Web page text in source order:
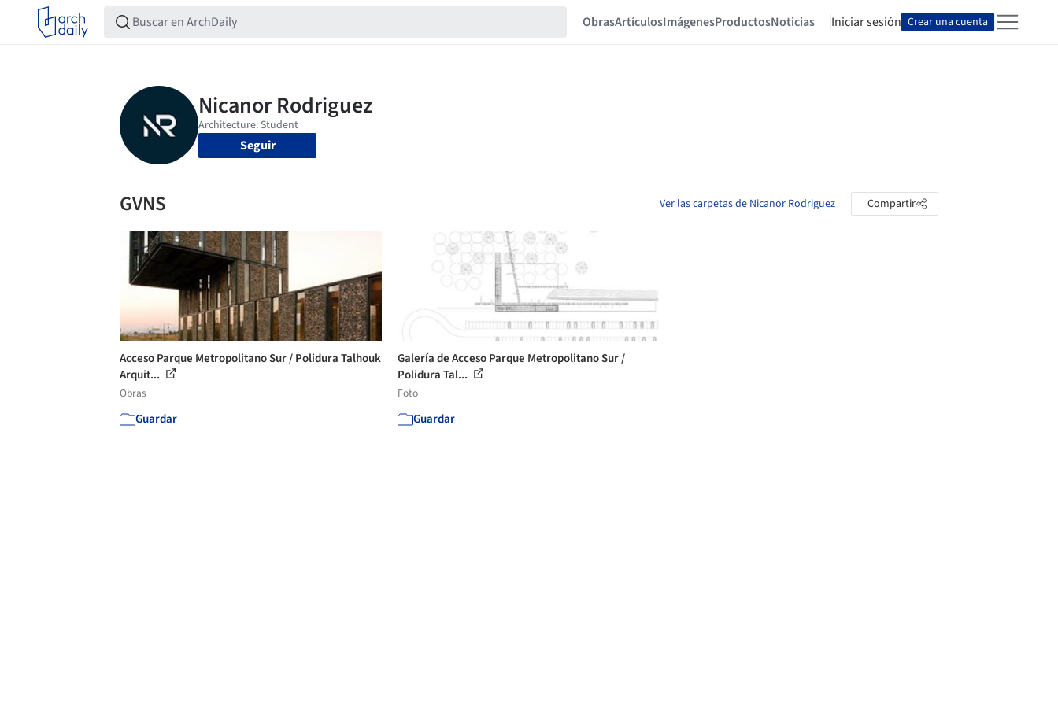
ObrasArtículosImágenesProductosNoticias Iniciar sesión Crear una cuenta
Seguir
GVNS Ver las carpetas de Nicanor Rodriguez Compartir
Acceso Parque Metropolitano Sur / Polidura Talhouk
Arquit...
Obras
Guardar
Galería de Acceso Parque Metropolitano Sur /
Polidura Tal...
Foto
Guardar